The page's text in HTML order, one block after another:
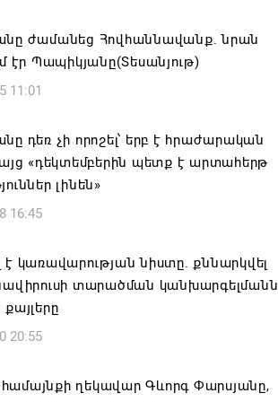
նավթագազային եկամուտները
յոթ ամիսներին նվազել են 17%-
17:13
է Փաշինյանի «իրական
հայեցակարգը
է Գագիկ Ծառուկյանի «Մուլտի
տնօրեն Սեդրակ Առուստամյանը. ՔԿ
16:32
ժամանեց Հովհաննավանք. նրան
էր Պապիկյանը(Տեսանյութ)
11:01
դեռ չի որոշել՝ երբ է հրաժարական
«դեկտեմբերին պետք է արտահերթ
լինեն»
16:45
է կառավարության նիստը. քննարկվել
տարածման կանխարգելմանն
20:55
ղեկավար Գևորգ Փարսյանը,